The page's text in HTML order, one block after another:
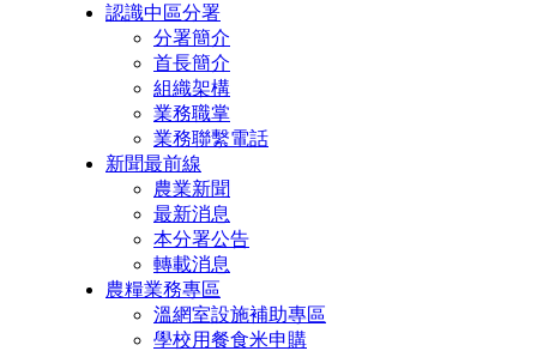
認識中區分署
分署簡介
首長簡介
組織架構
業務職掌
業務聯繫電話
新聞最前線
農業新聞
最新消息
本分署公告
轉載消息
農糧業務專區
溫網室設施補助專區
學校用餐食米申購